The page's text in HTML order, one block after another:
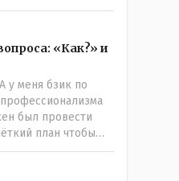
«Как?» и
у меня бзик по
был провести
план чтобы
явно спешили, а в
то из